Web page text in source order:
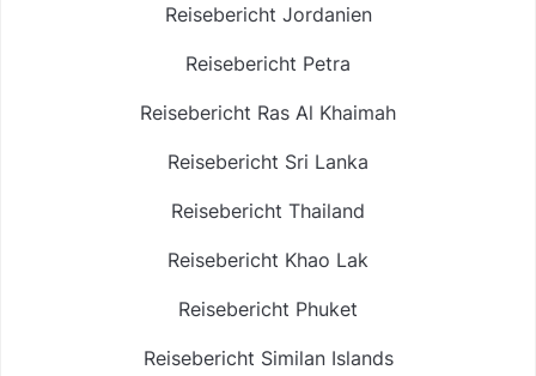
Reisebericht Jordanien
Reisebericht Petra
Reisebericht Ras Al Khaimah
Reisebericht Sri Lanka
Reisebericht Thailand
Reisebericht Khao Lak
Reisebericht Phuket
Reisebericht Similan Islands